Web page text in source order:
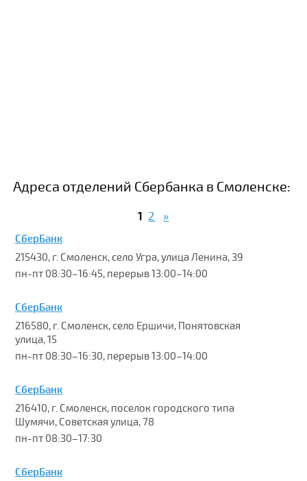
Адреса отделений Сбербанка в Смоленске:
1 2 »
СберБанк
215430, г. Смоленск, село Угра, улица Ленина, 39
пн-пт 08:30–16:45, перерыв 13:00–14:00
СберБанк
216580, г. Смоленск, село Ершичи, Понятовская
улица, 15
пн-пт 08:30–16:30, перерыв 13:00–14:00
СберБанк
216410, г. Смоленск, поселок городского типа
Шумячи, Советская улица, 78
пн-пт 08:30–17:30
СберБанк